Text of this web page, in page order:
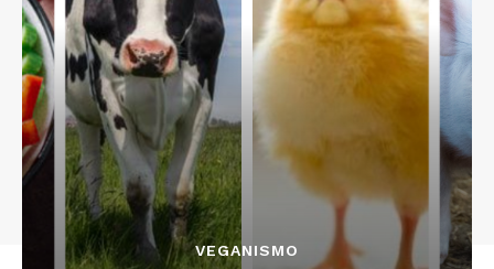
VEGANISMO